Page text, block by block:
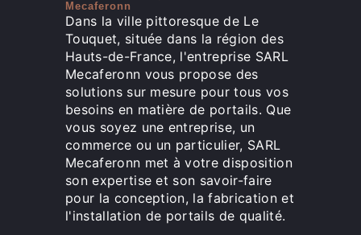
Mecaferonn
Dans la ville pittoresque de Le
Touquet, située dans la région des
Hauts-de-France, l'entreprise SARL
Mecaferonn vous propose des
solutions sur mesure pour tous vos
besoins en matière de portails. Que
vous soyez une entreprise, un
commerce ou un particulier, SARL
Mecaferonn met à votre disposition
son expertise et son savoir-faire
pour la conception, la fabrication et
l'installation de portails de qualité.